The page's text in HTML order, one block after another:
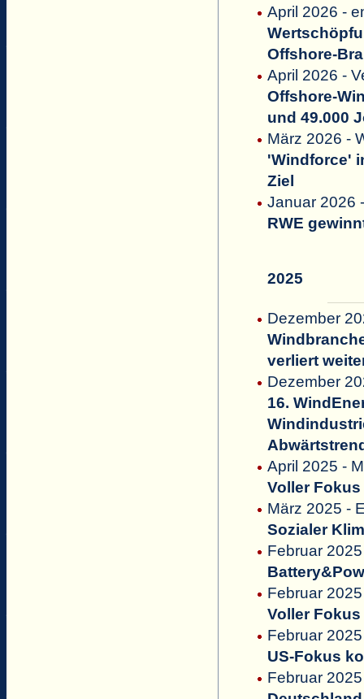
April 2026 -
Offshore-
April 2026 -
Offshore-
und 49.000
März 2026 -
'Windforce'
Ziel
Januar 2026
RWE
2025
Dezember
verliert
Dezember
16.
April 2025 -
Voller
März 2025 -
Sozialer
Februar
Februar
Voller
Februar
US-Fokus
Februar